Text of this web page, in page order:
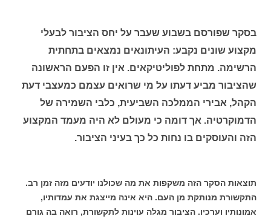
בסקר שפורסם בשבוע שעבר על יחס הציבור לבעלי
מקצוע שונים נקבע: העיתונאים נמצאים בתחתית
הרשימה. מתחת לפוליטיקאים. אין זו הפעם הראשונה
שהציבור מביע דעתו על מי שרואים עצמם כמעצבי דעת
הקהל, אבירי הממלכה השביעית, כלבי השמירה של
הדמוקרטיה. אך דומה כי מעולם לא היה מעמד המקצוע
הזה והעוסקים בו נחות כל כך בעיני הציבור.
תוצאות הסקר הזה משקפות את מה שכולנו יודעים מזה זמן רב.
התקשורת מנותקת מן העם. היא אינה מייצגת את עמדותיו,
אמונותיו וערכיו. הציבור מגלה עוינות לתקשורת, רואה בה גורם